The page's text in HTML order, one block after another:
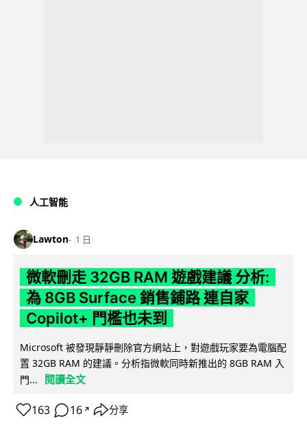
人工智能
Lawton 1 日
微軟刪走 32GB RAM 遊戲建議 分析:
為 8GB Surface 銷售鋪路 連自家
Copilot+ 門檻也未到
Microsoft 被發現靜靜刪除官方網站上，對遊戲玩家要為電腦配
置 32GB RAM 的建議。分析指微軟同時新推出的 8GB RAM 入
門...
閱讀全文
163 16 ↗ 分享